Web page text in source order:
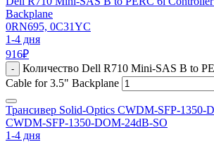
Backplane
0RN695, 0C31YC
1-4 дня
916₽
-
Количество Dell R710 Mini-SAS B to
Cable for 3.5" Backplane
Трансивер Solid-Optics CWDM-SFP-1350-
CWDM-SFP-1350-DOM-24dB-SO
1-4 дня